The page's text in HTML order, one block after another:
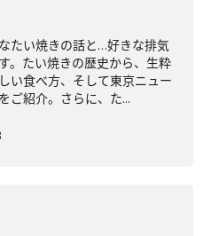
たい焼きの話と…好きな排気
。たい焼きの歴史から、生粋
い食べ方、そして東京ニュー
ご紹介。さらに、た...